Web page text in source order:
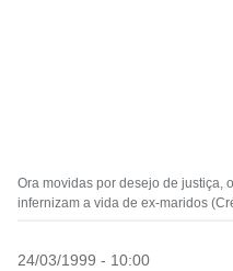
Ora movidas por desejo de justiça,
infernizam a vida de ex-maridos
24/03/1999 - 10:00